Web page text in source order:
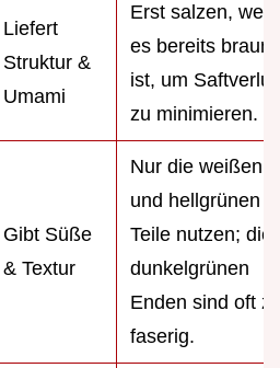
Liefert
Struktur &
Umami
Erst salzen,
es bereits braun
ist, um
zu minimieren.
Gibt Süße
& Textur
Nur die weißen
und hellgrünen
Teile nutzen; die
dunkelgrünen
Enden sind oft
faserig.